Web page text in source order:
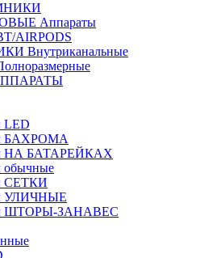
Аппараты
AIRPODS
Внутриканальные
LED
БАХРОМА
НА БАТАРЕЙКАХ
обычные
СЕТКИ
УЛИЧНЫЕ
ШТОРЫ-ЗАНАВЕС